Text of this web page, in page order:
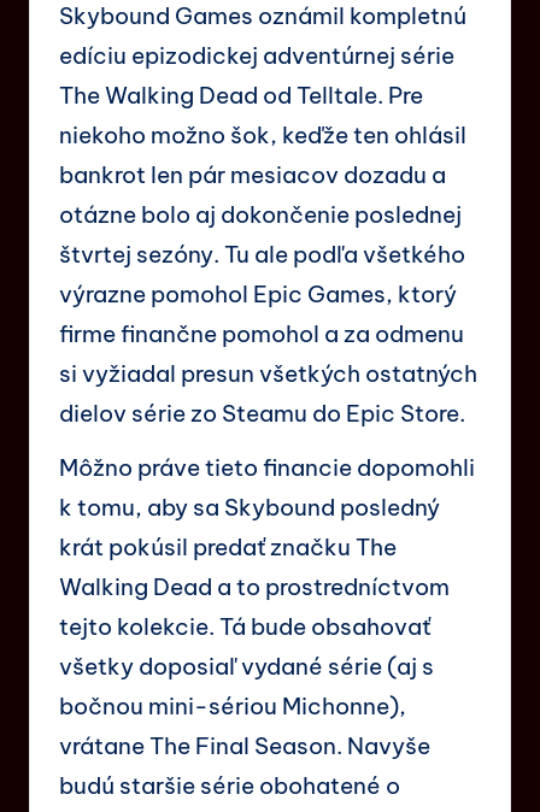
Skybound Games oznámil kompletnú
edíciu epizodickej adventúrnej série
The Walking Dead od Telltale. Pre
niekoho možno šok, keďže ten ohlásil
bankrot len pár mesiacov dozadu a
otázne bolo aj dokončenie poslednej
štvrtej sezóny. Tu ale podľa všetkého
výrazne pomohol Epic Games, ktorý
firme finančne pomohol a za odmenu
si vyžiadal presun všetkých ostatných
dielov série zo Steamu do Epic Store.
Môžno práve tieto financie dopomohli
k tomu, aby sa Skybound posledný
krát pokúsil predať značku The
Walking Dead a to prostredníctvom
tejto kolekcie. Tá bude obsahovať
všetky doposiaľ vydané série (aj s
bočnou mini-sériou Michonne),
vrátane The Final Season. Navyše
budú staršie série obohatené o